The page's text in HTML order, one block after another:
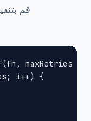
قم
maxRetries =
i++) {